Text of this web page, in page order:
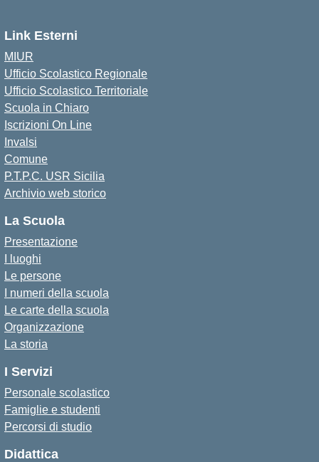
Link Esterni
MIUR
Ufficio Scolastico Regionale
Ufficio Scolastico Territoriale
Scuola in Chiaro
Iscrizioni On Line
Invalsi
Comune
P.T.P.C. USR Sicilia
Archivio web storico
La Scuola
Presentazione
I luoghi
Le persone
I numeri della scuola
Le carte della scuola
Organizzazione
La storia
I Servizi
Personale scolastico
Famiglie e studenti
Percorsi di studio
Didattica